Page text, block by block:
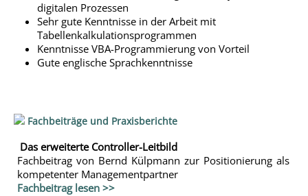
digitalen Prozessen
Sehr gute Kenntnisse in der Arbeit mit
Tabellenkalkulationsprogrammen
Kenntnisse VBA-Programmierung von Vorteil
Gute englische Sprachkenntnisse
Fachbeiträge und Praxisberichte
Das erweiterte Controller-Leitbild
Fachbeitrag von Bernd Külpmann zur Positionierung als
kompetenter Managementpartner
Fachbeitrag lesen >>